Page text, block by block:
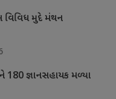
વિવિધ મુદે મંથન
180 જ્ઞાનસહાયક મળ્યા